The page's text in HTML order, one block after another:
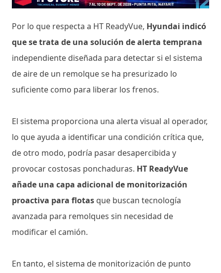
Por lo que respecta a HT ReadyVue, Hyundai indicó
que se trata de una solución de alerta temprana
independiente diseñada para detectar si el sistema
de aire de un remolque se ha presurizado lo
suficiente como para liberar los frenos.
El sistema proporciona una alerta visual al operador,
lo que ayuda a identificar una condición crítica que,
de otro modo, podría pasar desapercibida y
provocar costosas ponchaduras. HT ReadyVue
añade una capa adicional de monitorización
proactiva para flotas que buscan tecnología
avanzada para remolques sin necesidad de
modificar el camión.
En tanto, el sistema de monitorización de punto